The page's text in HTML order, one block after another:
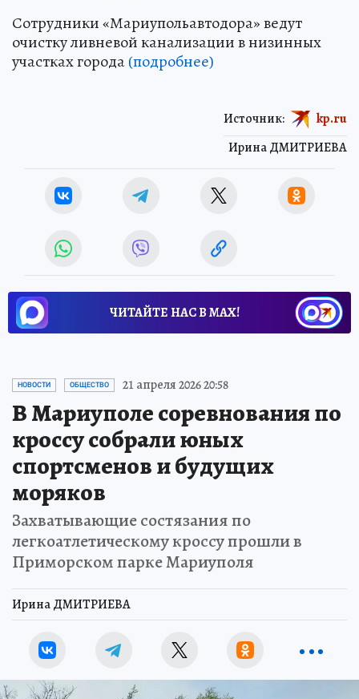
Сотрудники «Мариупольавтодора» ведут
очистку ливневой канализации в низинных
участках города(подробнее)
Ирина ДМИТРИЕВА
Источник: kp.ru
ЧИТАЙТЕ НАС В МАХ!
НОВОСТИ ОБЩЕСТВО 21 апреля 2026 20:58
В Мариуполе соревнования по
кроссу собрали юных
спортсменов и будущих
моряков
Захватывающие состязания по
легкоатлетическому кроссу прошли в
Приморском парке Мариуполя
Ирина ДМИТРИЕВА